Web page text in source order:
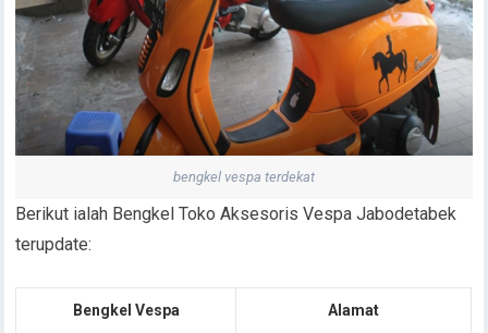
bengkel vespa terdekat
Berikut ialah Bengkel Toko Aksesoris Vespa Jabodetabek
terupdate:
Bengkel Vespa Alamat